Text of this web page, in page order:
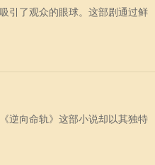
引了观众的眼球。这部剧通过鲜
逆向命轨》这部小说却以其独特